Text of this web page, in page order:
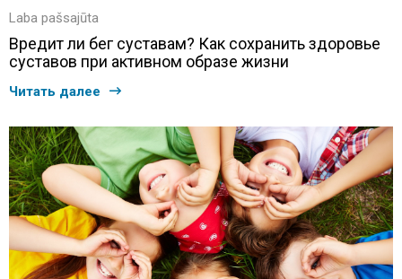
Laba pašsajūta
Вредит ли бег суставам? Как сохранить здоровье
суставов при активном образе жизни
Читать далее